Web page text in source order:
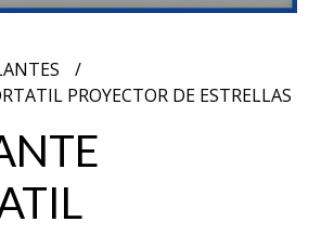
PROYECTOR DE ESTRELLAS